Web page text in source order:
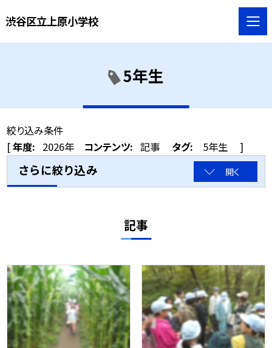
渋谷区立上原小学校
5年生
絞り込み条件
[年度: 2026年 コンテンツ: 記事 タグ: 5年生 ]
さらに絞り込み 開く
記事